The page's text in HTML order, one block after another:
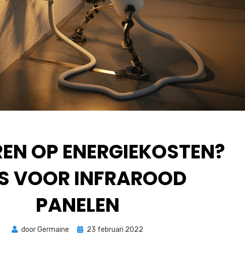
OP ENERGIEKOSTEN?
VOOR INFRAROOD
PANELEN
doorGermaine
Geplaatst
23 februari 2022